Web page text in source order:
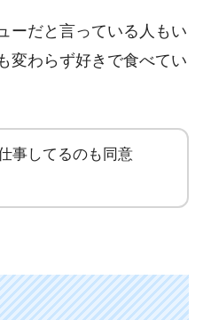
ーだと言っている人もい
変わらず好きで食べてい
事してるのも同意